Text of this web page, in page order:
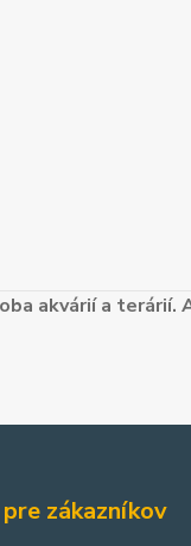
akvárií a terárií.
zákazníkov